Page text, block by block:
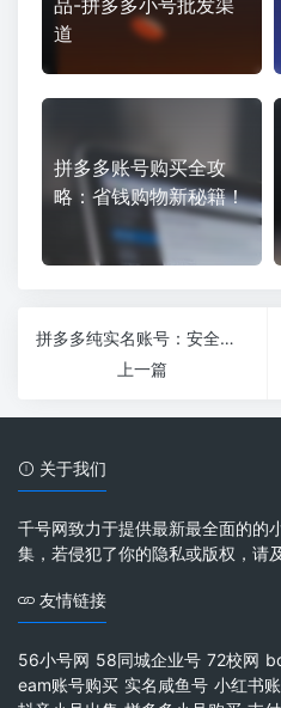
品-拼多多小号批发渠
道
拼多多账号购买全攻
略：省钱购物新秘籍！
拼多多纯实名账号：安全购物的必备选择
上一篇
关于我们
千号网致力于提供最新最全面的的
集，若侵犯了你的隐私或版权，请
友情链接
56小号网 58同城企业号 72校网
eam账号购买 实名咸鱼号 小红书